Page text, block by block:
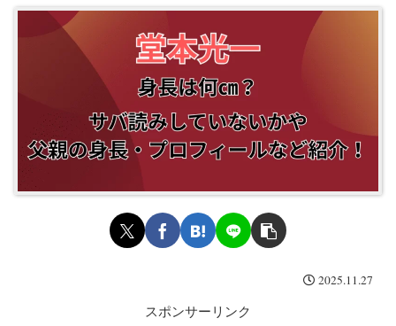
2025.11.27
スポンサーリンク